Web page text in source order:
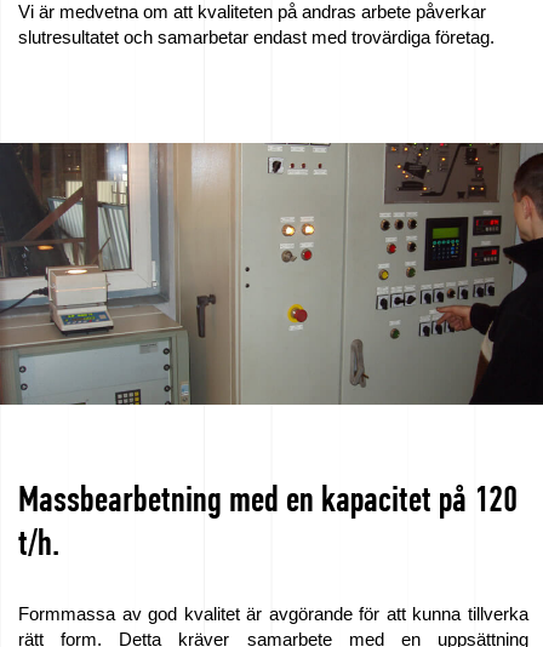
Vi är medvetna om att kvaliteten på andras arbete påverkar
slutresultatet och samarbetar endast med trovärdiga företag.
Massbearbetning med en kapacitet på 120
t/h.
Formmassa av god kvalitet är avgörande för att kunna tillverka
rätt form. Detta kräver samarbete med en uppsättning